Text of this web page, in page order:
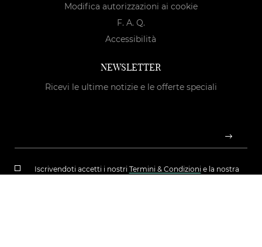
Modifica autorizzazioni ai cookie
F. A. Q.
Accessibilità
NEWSLETTER
Ricevi le ultime notizie e le offerte speciali
Iscrivendoti accetti i nostri Termini & Condizioni e la nostra